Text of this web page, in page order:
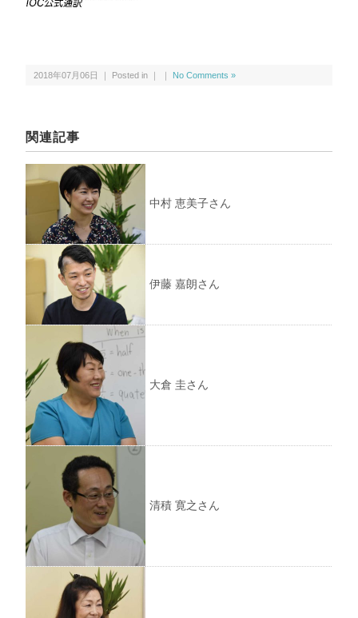
2018年07月06日 ｜ Posted in ｜ ｜ No Comments »
関連記事
中村 恵美子さん
伊藤 嘉朗さん
大倉 圭さん
清積 寛之さん